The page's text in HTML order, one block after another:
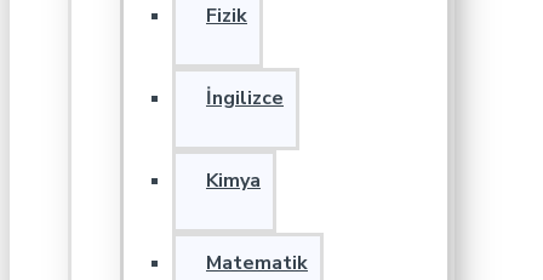
Fizik
İngilizce
Kimya
Matematik